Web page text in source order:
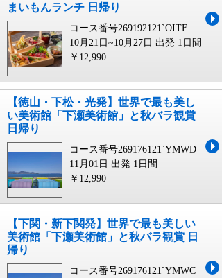
まいもんランチ 日帰り
コース番号269192121`OITF
10月21日~10月27日 出発 1日間
￥12,990
【徳山・下松・光発】世界で最も美し
い美術館「下瀬美術館」と秋バラ観賞
日帰り
コース番号269176121`YMWD
11月01日 出発 1日間
￥12,990
【下関・新下関発】世界で最も美しい
美術館「下瀬美術館」と秋バラ観賞 日
帰り
コース番号269176121`YMWC